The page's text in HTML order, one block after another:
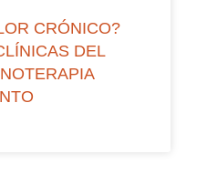
CRÓNICO?
DEL